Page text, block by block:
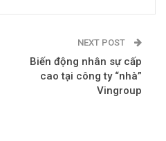
NEXT POST
Biến động nhân sự cấp
cao tại công ty “nhà”
Vingroup